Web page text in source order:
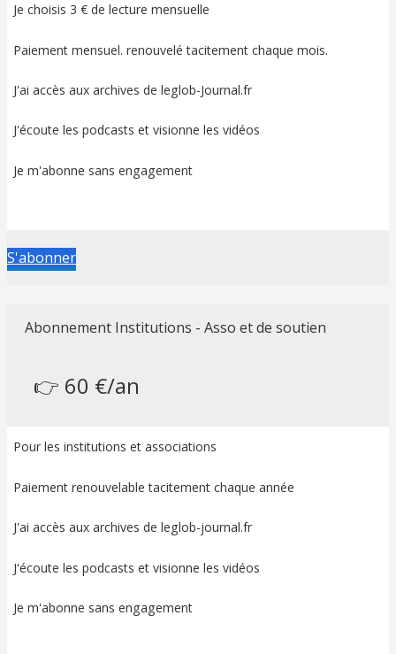
Je choisis 3 € de lecture mensuelle
Paiement mensuel. renouvelé tacitement chaque mois.
J'ai accès aux archives de leglob-Journal.fr
J'écoute les podcasts et visionne les vidéos
Je m'abonne sans engagement
S'abonner
Abonnement Institutions - Asso et de soutien
👉 60 €/an
Pour les institutions et associations
Paiement renouvelable tacitement chaque année
J'ai accès aux archives de leglob-journal.fr
J'écoute les podcasts et visionne les vidéos
Je m'abonne sans engagement